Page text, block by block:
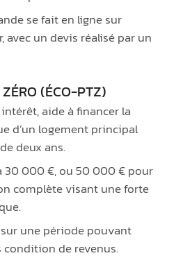
se fait en ligne sur
un devis réalisé par un
(ÉCO-PTZ)
aide à financer la
d’un logement principal
deux ans.
30 000 €, ou 50 000 € pour
complète visant une forte
une période pouvant
de revenus.